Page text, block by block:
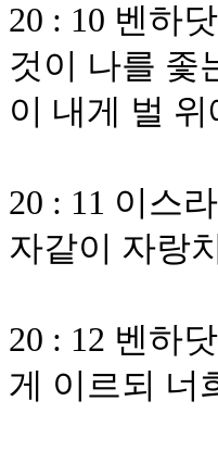
20 : 10 벤하
것이 나를 좇
이 내게 벌
20 : 11 이스
자같이 자랑
20 : 12 벤하
게 이르되 너